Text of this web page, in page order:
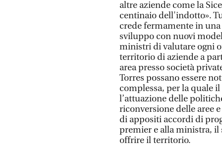
altre aziende come la
centinaio dell'indotto».
crede fermamente in
sviluppo con nuovi
ministri di valutare ogni
territorio di aziende a
area presso società
Torres possano essere
complessa, per la quale
l’attuazione delle
riconversione delle aree
di appositi accordi di
premier e alla ministra, il
offrire il territorio.